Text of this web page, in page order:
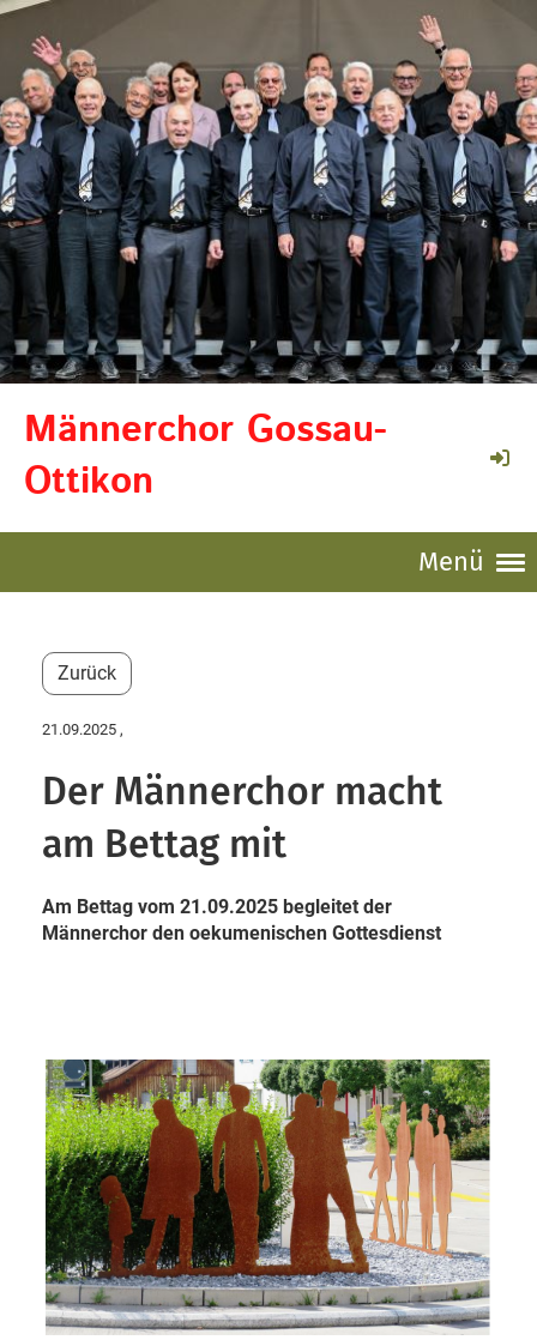
Männerchor Gossau-
Ottikon
Menü
Zurück
21.09.2025 ,
Der Männerchor macht
am Bettag mit
Am Bettag vom 21.09.2025 begleitet der
Männerchor den oekumenischen Gottesdienst